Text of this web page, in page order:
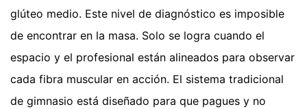
glúteo medio. Este nivel de diagnóstico es imposible
de encontrar en la masa. Solo se logra cuando el
espacio y el profesional están alineados para observar
cada fibra muscular en acción. El sistema tradicional
de gimnasio está diseñado para que pagues y no